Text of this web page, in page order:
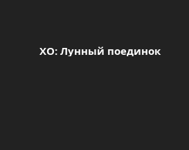
ХО: Лунный поединок